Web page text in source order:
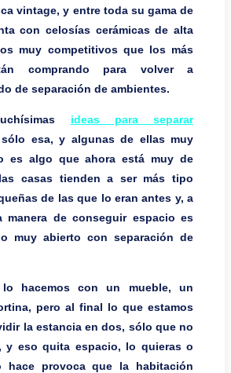
vintage, y entre toda su gama de
con celosías cerámicas de alta
muy competitivos que los más
comprando para volver a
de separación de ambientes.
ideas para separar
esa, y algunas de ellas muy
es algo que ahora está muy de
casas tienden a ser más tipo
de las que lo eran antes y, a
manera de conseguir espacio es
muy abierto con separación de
lo hacemos con un mueble, un
pero al final lo que estamos
la estancia en dos, sólo que no
y eso quita espacio, lo quieras o
provoca que la habitación